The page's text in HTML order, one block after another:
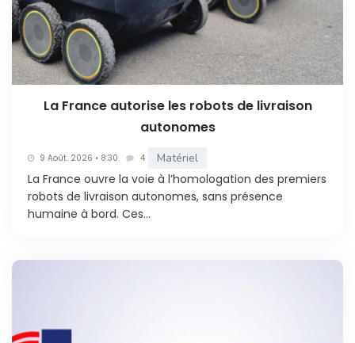
La France autorise les robots de livraison
autonomes
9 Août. 2026 • 8:30 4 Matériel
La France ouvre la voie à l’homologation des premiers
robots de livraison autonomes, sans présence
humaine à bord. Ces...